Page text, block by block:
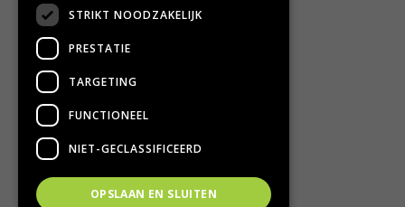
Bezorgen en afhalen
Retourbeleid
Algemene voorwaarden
Privacy Policy
Privacy statement
CONTACT
Groencentrum Hoogeveen
Nijstad 11
STRIKT NOODZAKELIJK
PRESTATIE
TARGETING
FUNCTIONEEL
NIET-GECLASSIFICEERD
OPSLAAN EN SLUITEN